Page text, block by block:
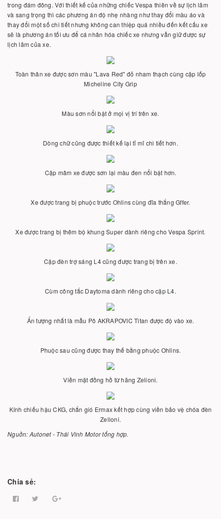
trong đám đông. Với thiết kế của những chiếc Vespa thiên về sự lịch lãm
và sang trọng thì các phương án độ nhẹ nhàng như thay đổi màu áo và
thay đổi một số chi tiết nhưng không can thiệp quá nhiều đến kết cấu xe
sẽ là phương án tối ưu để cá nhân hóa chiếc xe nhưng vẫn giữ được sự
lịch lãm của xe.
Toàn thân xe được sơn màu "Lava Red" đỏ nham thạch cùng cặp lốp
Micheline City Grip
Màu sơn nổi bật ở mọi vị trí trên xe.
Dòng chữ cũng được thiết kế lại tỉ mĩ chi tiết hơn.
Cặp mâm xe được sơn lại màu đen nổi bật hơn.
Xe được trang bị phuộc trước Ohlins cùng đĩa thắng Gffer.
Xe được trang bị thêm bộ khung Super dành riêng cho Vespa Sprint.
Cặp đèn trợ sáng L4 cũng được trang bị trên xe.
Cùm công tắc Daytoma dành riêng cho cặp L4.
Ấn tượng nhất là mẫu Pô AKRAPOVIC Titan được độ vào xe.
Phuộc sau cũng được thay thế bằng phuộc Ohlins.
Viền mặt đồng hồ từ hãng Zelioni.
Kính chiếu hậu CKG, chắn gió Ermax kết hợp cùng viền bảo vệ chóa đèn
Zelioni.
Nguồn: Autonet - Thái Vinh Motor tổng hợp.
Chia sẻ: